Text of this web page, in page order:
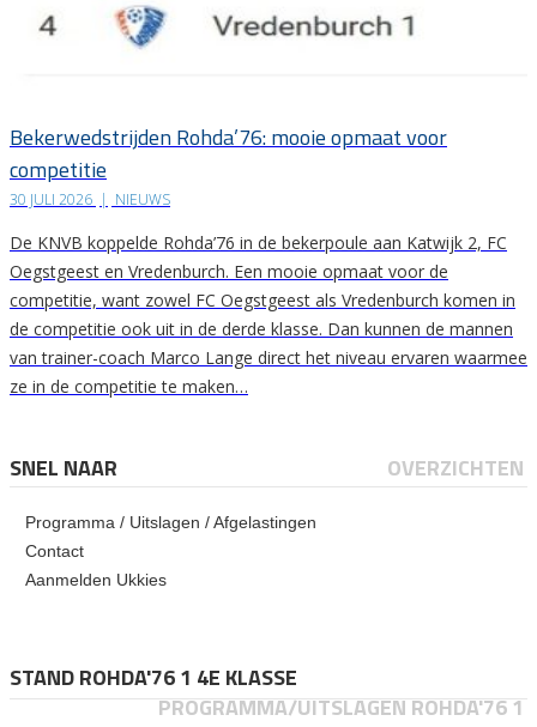
Bekerwedstrijden Rohda’76: mooie opmaat voor
competitie
30 JULI 2026 | NIEUWS
De KNVB koppelde Rohda’76 in de bekerpoule aan Katwijk 2, FC
Oegstgeest en Vredenburch. Een mooie opmaat voor de
competitie, want zowel FC Oegstgeest als Vredenburch komen in
de competitie ook uit in de derde klasse. Dan kunnen de mannen
van trainer-coach Marco Lange direct het niveau ervaren waarmee
ze in de competitie te maken…
SNEL NAAR OVERZICHTEN
Programma / Uitslagen / Afgelastingen
Contact
Aanmelden Ukkies
STAND ROHDA'76 1 4E KLASSE
PROGRAMMA/UITSLAGEN ROHDA'76 1